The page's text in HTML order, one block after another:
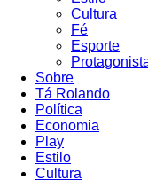
Cultura
Fé
Esporte
Sobre
Tá Rolando
Política
Economia
Play
Estilo
Cultura